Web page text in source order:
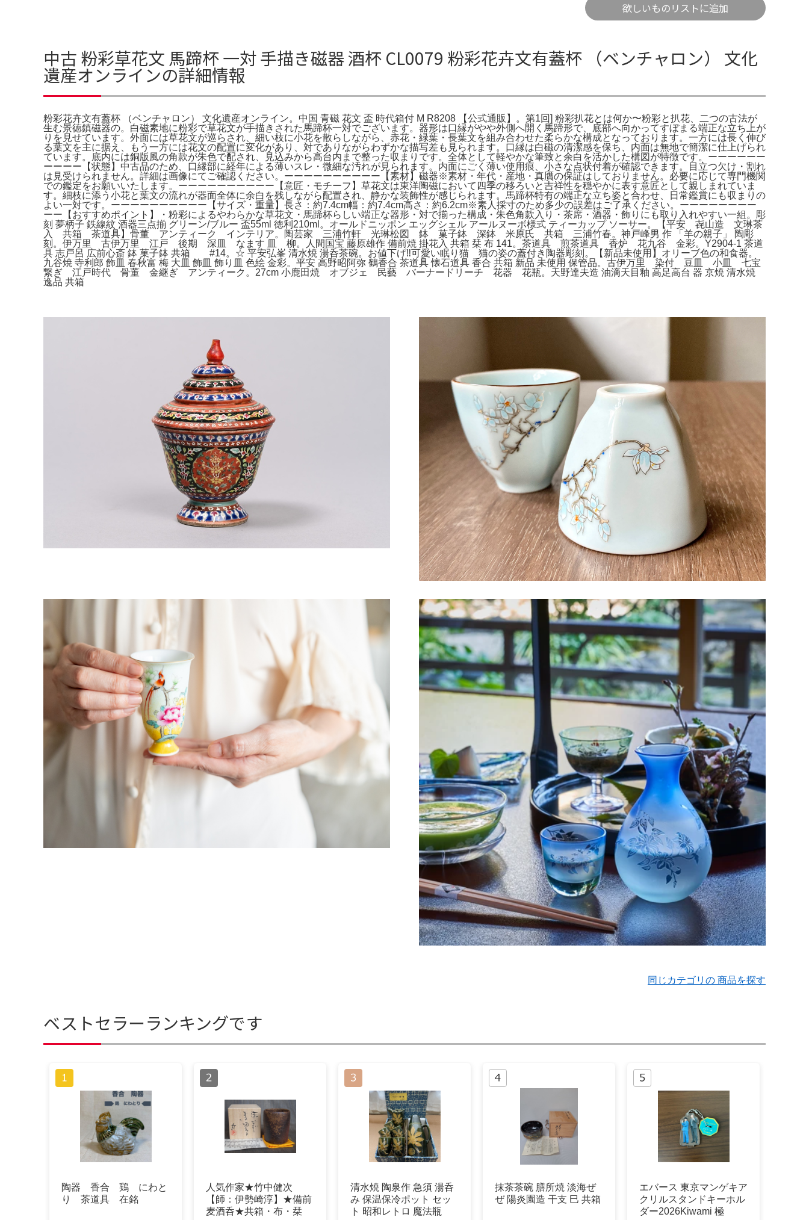
欲しいものリストに追加
中古 粉彩草花文 馬蹄杯 一対 手描き磁器 酒杯 CL0079 粉彩花卉文有蓋杯 （ベンチャロン） 文化
遺産オンラインの詳細情報
粉彩花卉文有蓋杯 （ベンチャロン） 文化遺産オンライン。中国 青磁 花文 盃 時代箱付 M R8208 【公式通販】。第1回] 粉彩扒花とは何か〜粉彩と扒花、二つの古法が
生む景徳鎮磁器の。白磁素地に粉彩で草花文が手描きされた馬蹄杯一対でございます。器形は口縁がやや外側へ開く馬蹄形で、底部へ向かってすぼまる端正な立ち上が
りを見せています。外面には草花文が巡らされ、細い枝に小花を散らしながら、赤花・緑葉・長葉文を組み合わせた柔らかな構成となっております。一方には長く伸び
る葉文を主に据え、もう一方には花文の配置に変化があり、対でありながらわずかな描写差も見られます。口縁は白磁の清潔感を保ち、内面は無地で簡潔に仕上げられ
ています。底内には銅版風の角款が朱色で配され、見込みから高台内まで整った収まりです。全体として軽やかな筆致と余白を活かした構図が特徴です。ーーーーーー
ーーーー【状態】中古品のため、口縁部に経年による薄いスレ・微細な汚れが見られます。内面にごく薄い使用痕、小さな点状付着が確認できます。目立つ欠け・割れ
は見受けられません。詳細は画像にてご確認ください。ーーーーーーーーーー【素材】磁器※素材・年代・産地・真贋の保証はしておりません。必要に応じて専門機関
での鑑定をお願いいたします。ーーーーーーーーーー【意匠・モチーフ】草花文は東洋陶磁において四季の移ろいと吉祥性を穏やかに表す意匠として親しまれていま
す。細枝に添う小花と葉文の流れが器面全体に余白を残しながら配置され、静かな装飾性が感じられます。馬蹄杯特有の端正な立ち姿と合わせ、日常鑑賞にも収まりの
よい一対です。ーーーーーーーーーー【サイズ・重量】長さ：約7.4cm幅：約7.4cm高さ：約6.2cm※素人採寸のため多少の誤差はご了承ください。ーーーーーーーー
ーー【おすすめポイント】・粉彩によるやわらかな草花文・馬蹄杯らしい端正な器形・対で揃った構成・朱色角款入り・茶席・酒器・飾りにも取り入れやすい一組。彫
刻 夢柄子 鉄線紋 酒器三点揃 グリーン/ブルー 盃55ml 徳利210ml。オールドニッポン エッグシェル アールヌーボ様式 ティーカップ ソーサー。【平安 㐂山造 文琳茶
入 共箱 茶道具】骨董 アンティーク インテリア。陶芸家 三浦竹軒 光琳松図 鉢 菓子鉢 深鉢 米原氏 共箱 三浦竹春。神戸峰男 作 「羊の親子」 陶彫
刻。伊万里 古伊万里 江戸 後期 深皿 なます 皿 柳。人間国宝 藤原雄作 備前焼 掛花入 共箱 栞 布 141。茶道具 煎茶道具 香炉 花九谷 金彩。Y2904-1 茶道
具 志戸呂 広前心斎 鉢 菓子鉢 共箱 #14。☆ 平安弘峯 清水焼 湯呑茶碗。お値下げ‼️可愛い眠り猫 猫の姿の蓋付き陶器彫刻。【新品未使用】オリーブ色の和食器。
九谷焼 寺利郎 飾皿 春秋富 梅 大皿 飾皿 飾り皿 色絵 金彩。平安 高野昭阿弥 鶴香合 茶道具 懐石道具 香合 共箱 新品 未使用 保管品。古伊万里 染付 豆皿 小皿 七宝
繋ぎ 江戸時代 骨董 金継ぎ アンティーク。27cm 小鹿田焼 オブジェ 民藝 バーナードリーチ 花器 花瓶。天野達夫造 油滴天目釉 高足高台 器 京焼 清水焼
逸品 共箱
同じカテゴリの 商品を探す
ベストセラーランキングです
陶器 香合 鶏 にわと
り 茶道具 在銘
人気作家★竹中健次
【師：伊勢崎淳】★備前
麦酒呑★共箱・布・栞
清水焼 陶泉作 急須 湯呑
み 保温保冷ポット セッ
ト 昭和レトロ 魔法瓶
抹茶茶碗 膳所焼 淡海ぜ
ぜ 陽炎園造 干支 巳 共箱
エバース 東京マンゲキア
クリルスタンドキーホル
ダー2026Kiwami 極